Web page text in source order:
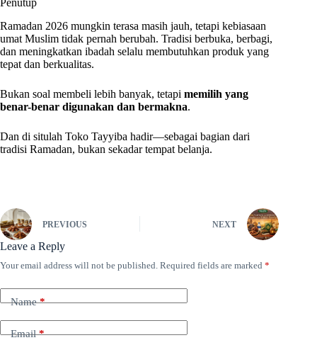
Ramadan 2026 mungkin terasa masih jauh, tetapi kebiasaan
umat Muslim tidak pernah berubah. Tradisi berbuka, berbagi,
dan meningkatkan ibadah selalu membutuhkan produk yang
tepat dan berkualitas.
Bukan soal membeli lebih banyak, tetapi memilih yang
benar-benar digunakan dan bermakna.
Dan di situlah Toko Tayyiba hadir—sebagai bagian dari
tradisi Ramadan, bukan sekadar tempat belanja.
PREVIOUS NEXT
Leave a Reply
Your email address will not be published. Required fields are marked *
Name*
Email*